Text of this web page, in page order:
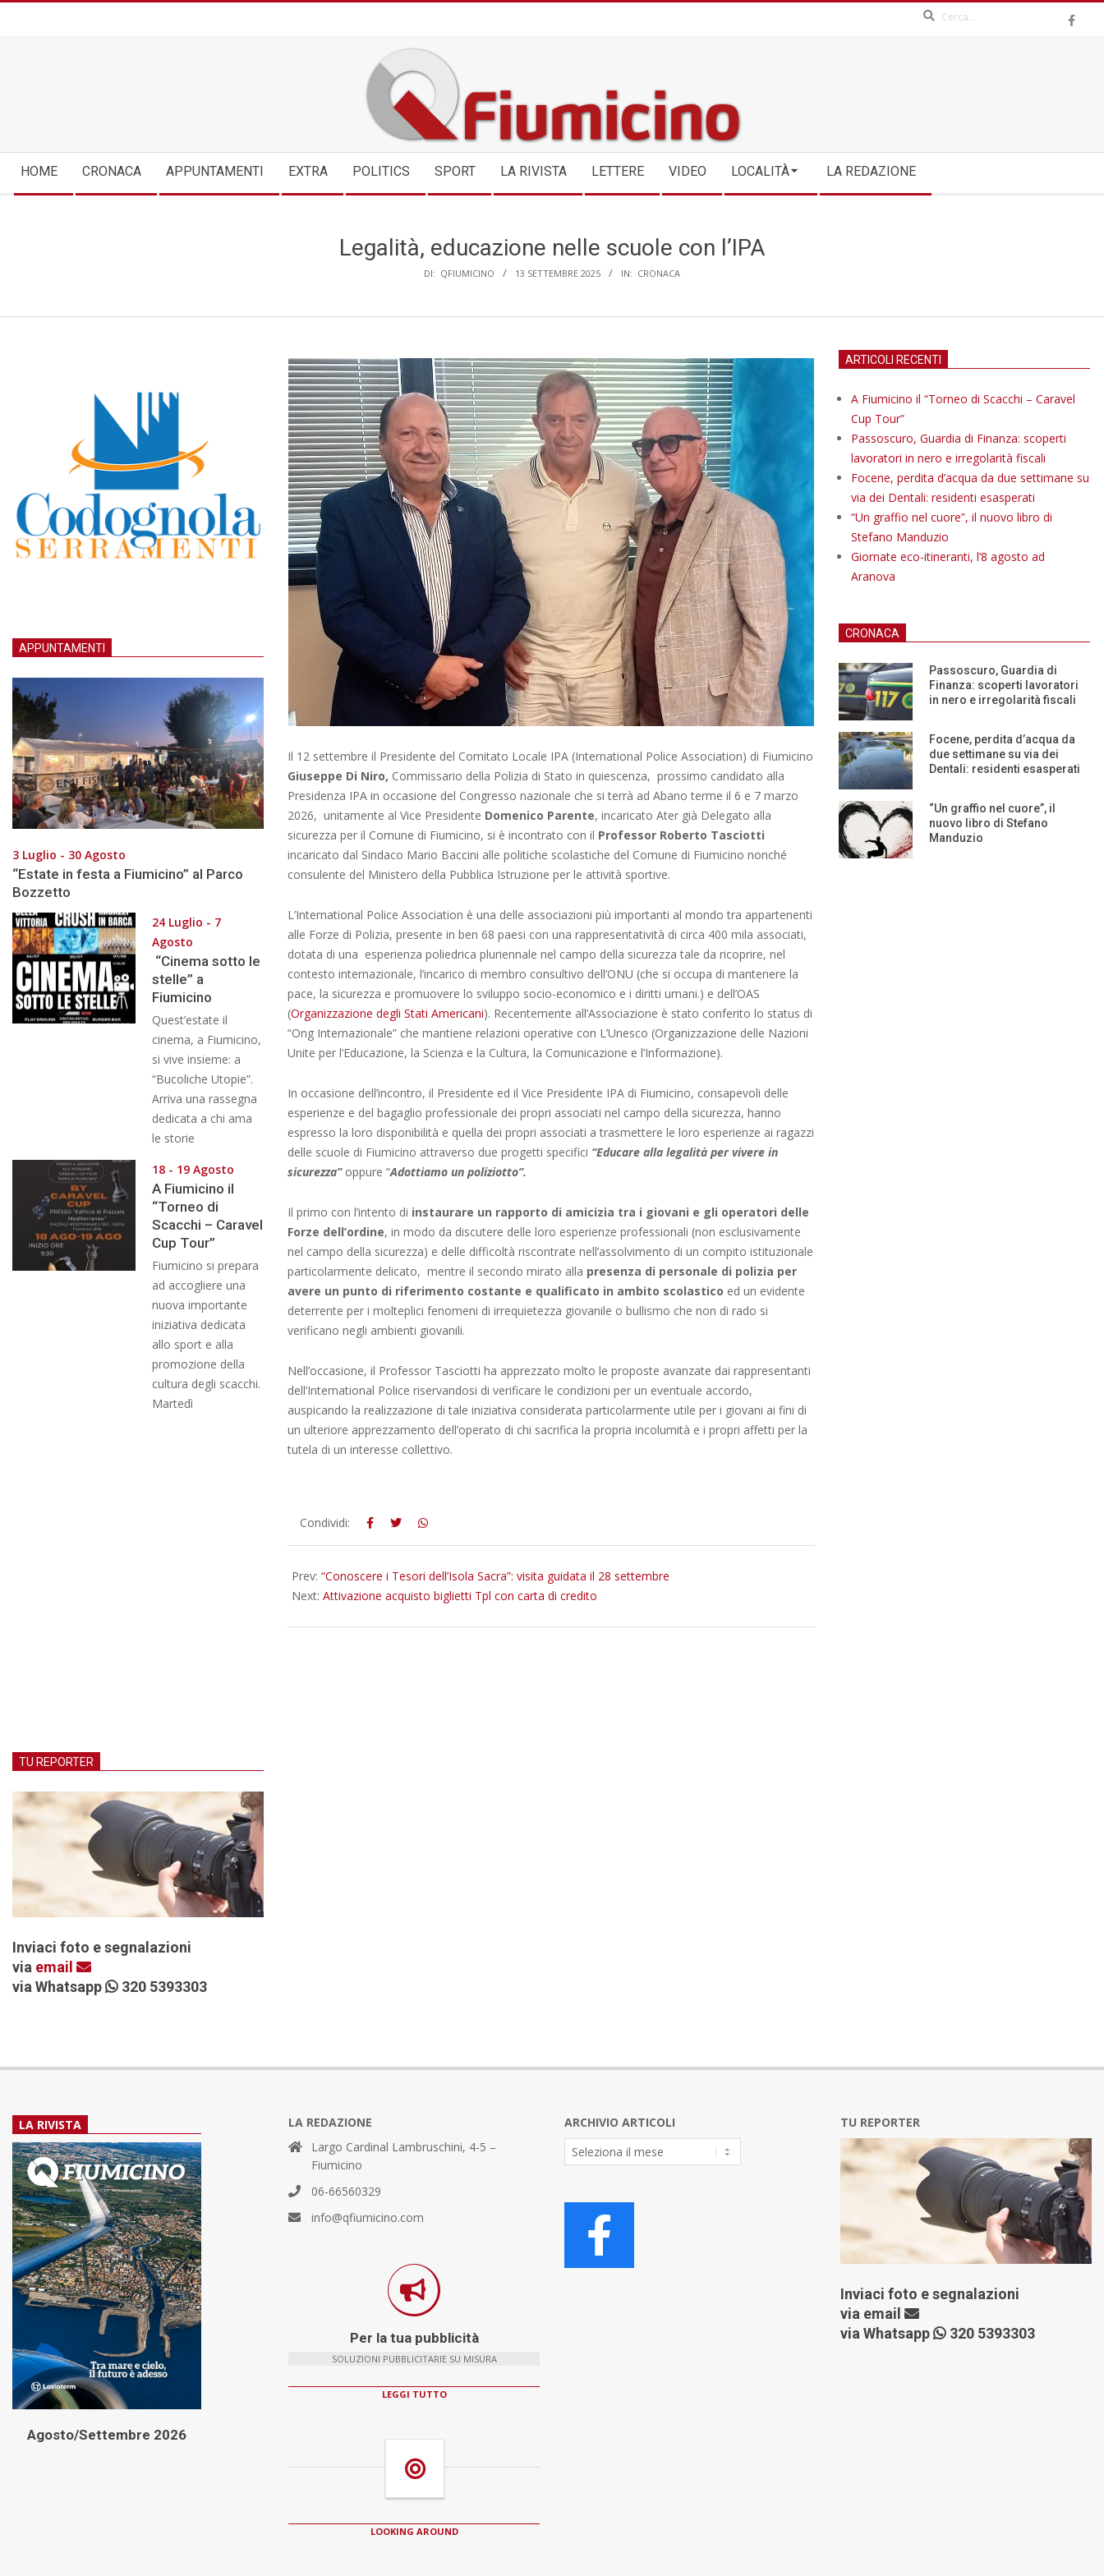
QFIUMICINO.COM
Navigation
Menu
HOME CRONACA APPUNTAMENTI EXTRA POLITICS SPORT LA RIVISTA LETTERE VIDEO LOCALITÀ LA REDAZIONE
Legalità, educazione nelle scuole con l’IPA
DI: QFIUMICINO 13 SETTEMBRE 2025 IN: CRONACA
Il 12 settembre il Presidente del Comitato Locale IPA (International Police Association) di Fiumicino
Giuseppe Di Niro, Commissario della Polizia di Stato in quiescenza, prossimo candidato alla
Presidenza IPA in occasione del Congresso nazionale che si terrà ad Abano terme il 6 e 7 marzo
2026, unitamente al Vice Presidente Domenico Parente, incaricato Ater già Delegato alla
sicurezza per il Comune di Fiumicino, si è incontrato con il Professor Roberto Tasciotti
incaricato dal Sindaco Mario Baccini alle politiche scolastiche del Comune di Fiumicino nonché
consulente del Ministero della Pubblica Istruzione per le attività sportive.
L’International Police Association è una delle associazioni più importanti al mondo tra appartenenti
alle Forze di Polizia, presente in ben 68 paesi con una rappresentatività di circa 400 mila associati,
dotata di una esperienza poliedrica pluriennale nel campo della sicurezza tale da ricoprire, nel
contesto internazionale, l’incarico di membro consultivo dell’ONU (che si occupa di mantenere la
pace, la sicurezza e promuovere lo sviluppo socio-economico e i diritti umani.) e dell’OAS
(Organizzazione degli Stati Americani). Recentemente all’Associazione è stato conferito lo status di
“Ong Internazionale” che mantiene relazioni operative con L’Unesco (Organizzazione delle Nazioni
Unite per l’Educazione, la Scienza e la Cultura, la Comunicazione e l’Informazione).
In occasione dell’incontro, il Presidente ed il Vice Presidente IPA di Fiumicino, consapevoli delle
esperienze e del bagaglio professionale dei propri associati nel campo della sicurezza, hanno
espresso la loro disponibilità e quella dei propri associati a trasmettere le loro esperienze ai ragazzi
delle scuole di Fiumicino attraverso due progetti specifici “Educare alla legalità per vivere in
sicurezza”oppure “Adottiamo un poliziotto”.
Il primo con l’intento di instaurare un rapporto di amicizia tra i giovani e gli operatori delle
Forze dell’ordine, in modo da discutere delle loro esperienze professionali (non esclusivamente
nel campo della sicurezza) e delle difficoltà riscontrate nell’assolvimento di un compito istituzionale
particolarmente delicato, mentre il secondo mirato alla presenza di personale di polizia per
avere un punto di riferimento costante e qualificato in ambito scolastico ed un evidente
deterrente per i molteplici fenomeni di irrequietezza giovanile o bullismo che non di rado si
verificano negli ambienti giovanili.
Nell’occasione, il Professor Tasciotti ha apprezzato molto le proposte avanzate dai rappresentanti
dell’International Police riservandosi di verificare le condizioni per un eventuale accordo,
auspicando la realizzazione di tale iniziativa considerata particolarmente utile per i giovani ai fini di
un ulteriore apprezzamento dell’operato di chi sacrifica la propria incolumità e i propri affetti per la
tutela di un interesse collettivo.
2025-
09-
Condividi:
Prev: “Conoscere i Tesori dell’Isola Sacra”: visita guidata il 28 settembre
Next: Attivazione acquisto biglietti Tpl con carta di credito
APPUNTAMENTI
3 Luglio - 30 Agosto
“Estate in festa a Fiumicino” al Parco
Bozzetto
24 Luglio - 7
Agosto
“Cinema sotto le
stelle” a
Fiumicino
Quest’estate il
cinema, a Fiumicino,
si vive insieme: a
“Bucoliche Utopie”.
Arriva una rassegna
dedicata a chi ama
le storie
18 - 19 Agosto
A Fiumicino il
“Torneo di
Scacchi – Caravel
Cup Tour”
Fiumicino si prepara
ad accogliere una
nuova importante
iniziativa dedicata
allo sport e alla
promozione della
cultura degli scacchi.
Martedì
TU REPORTER
Inviaci foto e segnalazioni
via email
via Whatsapp
320 5393303
ARTICOLI RECENTI
A Fiumicino il “Torneo di Scacchi – Caravel
Cup Tour”
Passoscuro, Guardia di Finanza: scoperti
lavoratori in nero e irregolarità fiscali
Focene, perdita d’acqua da due settimane su
via dei Dentali: residenti esasperati
“Un graffio nel cuore”, il nuovo libro di
Stefano Manduzio
Giornate eco-itineranti, l’8 agosto ad
Aranova
CRONACA
Passoscuro, Guardia di
Finanza: scoperti lavoratori
in nero e irregolarità fiscali
Focene, perdita d’acqua da
due settimane su via dei
Dentali: residenti esasperati
“Un graffio nel cuore”, il
nuovo libro di Stefano
Manduzio
LA RIVISTA
Agosto/Settembre 2026
LA REDAZIONE
Largo Cardinal Lambruschini, 4-5 –
Fiumicino
06-66560329
info@qfiumicino.com
Per la tua pubblicità
SOLUZIONI PUBBLICITARIE SU MISURA
LEGGI TUTTO
LOOKING AROUND
ARCHIVIO ARTICOLI
Archivio
Articoli
TU REPORTER
Inviaci foto e segnalazioni
via email
via Whatsapp
320 5393303